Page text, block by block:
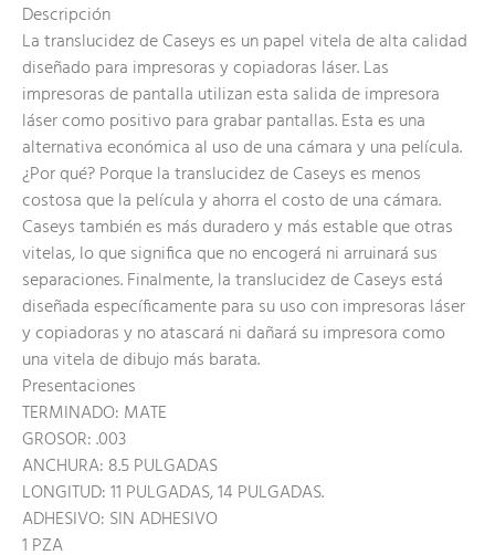
Descripción
La translucidez de Caseys es un papel vitela de alta calidad
diseñado para impresoras y copiadoras láser. Las
impresoras de pantalla utilizan esta salida de impresora
láser como positivo para grabar pantallas. Esta es una
alternativa económica al uso de una cámara y una película.
¿Por qué? Porque la translucidez de Caseys es menos
costosa que la película y ahorra el costo de una cámara.
Caseys también es más duradero y más estable que otras
vitelas, lo que significa que no encogerá ni arruinará sus
separaciones. Finalmente, la translucidez de Caseys está
diseñada específicamente para su uso con impresoras láser
y copiadoras y no atascará ni dañará su impresora como
una vitela de dibujo más barata.
Presentaciones
TERMINADO: MATE
GROSOR: .003
ANCHURA: 8.5 PULGADAS
LONGITUD: 11 PULGADAS, 14 PULGADAS.
ADHESIVO: SIN ADHESIVO
1 PZA